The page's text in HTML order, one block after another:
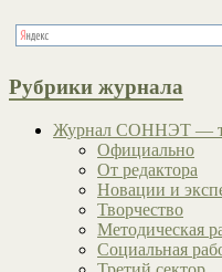
Рубрики журнала
Журнал СОННЭТ —
Официально
От редактора
Новации и
Творчество
Методическая
Социальная